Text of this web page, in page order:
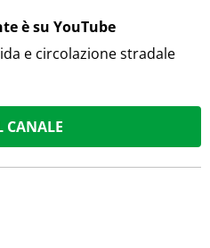
è su YouTube
e circolazione stradale
CANALE